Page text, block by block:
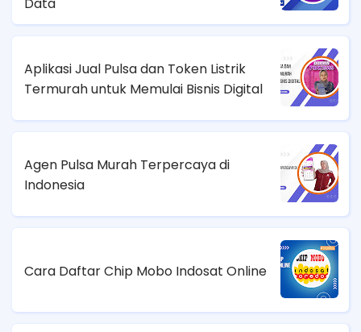
Aplikasi Jual Pulsa dan Token Listrik
Termurah untuk Memulai Bisnis Digital
Agen Pulsa Murah Terpercaya di
Indonesia
Cara Daftar Chip Mobo Indosat Online